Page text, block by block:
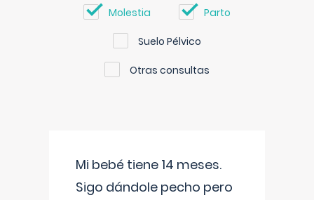
Molestia Parto
Suelo Pélvico
Otras consultas
Mi bebé tiene 14 meses.
Sigo dándole pecho pero